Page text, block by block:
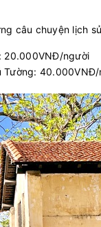
câu chuyện lịch
20.000VNĐ/người
Tường: